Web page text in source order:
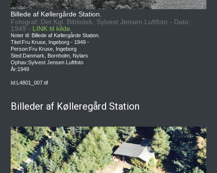
Billede af Køllergårde Station.
Fotograf: Det Kgl. Bibliotek, Sylvest Jensen Luftfoto - Dato:
1949 - LINK til kilde.
Noter til: Billede af Køllergårde Station.
Titel:Fru Kruse, Ingeborg - 1949 -
Person:Fru Kruse, Ingeborg
Sted:Danmark, Bornholm, Nylars
Ophav:Sylvest Jensen Luftfoto
År:1949
Id:L4801_007.tif
Billeder af Kølleregård Station